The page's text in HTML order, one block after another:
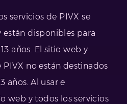
servicios de PIVX se
están disponibles para
años. El sitio web y
PIVX no están destinados
años. Al usar e
web y todos los servicios